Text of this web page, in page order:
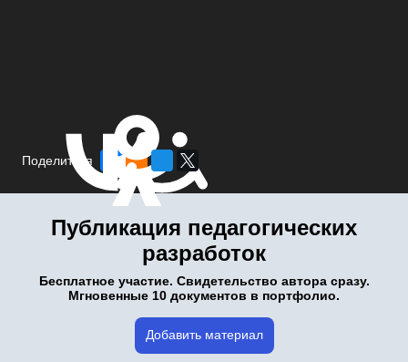
Поделиться
Публикация педагогических
разработок
Бесплатное участие. Свидетельство автора сразу.
Мгновенные 10 документов в портфолио.
Добавить материал